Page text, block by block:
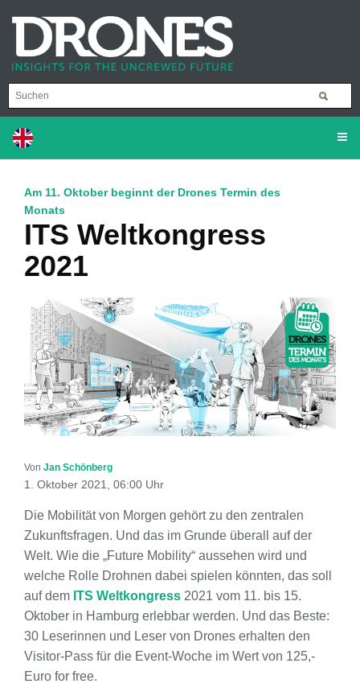
Am 11. Oktober beginnt der Drones Termin des
Monats
ITS Weltkongress
2021
Von Jan Schönberg
1. Oktober 2021, 06:00 Uhr
Die Mobilität von Morgen gehört zu den zentralen
Zukunftsfragen. Und das im Grunde überall auf der
Welt. Wie die „Future Mobility“ aussehen wird und
welche Rolle Drohnen dabei spielen könnten, das soll
auf dem ITS Weltkongress 2021 vom 11. bis 15.
Oktober in Hamburg erlebbar werden. Und das Beste:
30 Leserinnen und Leser von Drones erhalten den
Visitor-Pass für die Event-Woche im Wert von 125,-
Euro for free.